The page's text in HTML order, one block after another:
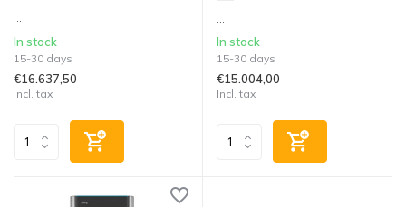
...
In stock
15-30 days
€16.637,50
Incl. tax
...
In stock
15-30 days
€15.004,00
Incl. tax